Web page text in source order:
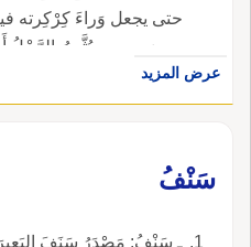
حتى يجعل وَراءَ كِرْكِرته
موضعه، وبه يُثَّبتُ
البَعِير واضطرب تصديره.عرض المزيد
سَنْفُ
ـ سَنْفُ: مَصْدَرُ سَنَفَ